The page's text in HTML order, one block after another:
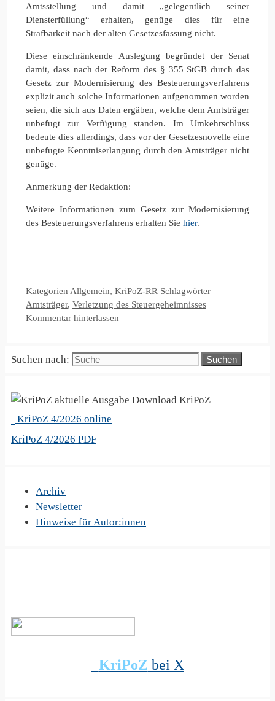
Amtsstellung und damit „gelegentlich seiner
Diensterfüllung“ erhalten, genüge dies für eine
Strafbarkeit nach der alten Gesetzesfassung nicht.
Diese einschränkende Auslegung begründet der Senat
damit, dass nach der Reform des § 355 StGB durch das
Gesetz zur Modernisierung des Besteuerungsverfahrens
explizit auch solche Informationen aufgenommen worden
seien, die sich aus Daten ergäben, welche dem Amtsträger
unbefugt zur Verfügung standen. Im Umkehrschluss
bedeute dies allerdings, dass vor der Gesetzesnovelle eine
unbefugte Kenntniserlangung durch den Amtsträger nicht
genüge.
Anmerkung der Redaktion:
Weitere Informationen zum Gesetz zur Modernisierung
des Besteuerungsverfahrens erhalten Sie hier.
Kategorien Allgemein, KriPoZ-RR Schlagwörter
Amtsträger, Verletzung des Steuergeheimnisses
Kommentar hinterlassen
Suchen nach:
KriPoZ
KriPoZ 4/2026 online
KriPoZ 4/2026 PDF
Archiv
Newsletter
Hinweise für Autor:innen
KriPoZ bei X